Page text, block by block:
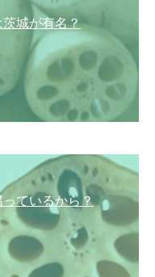
城が有名？
ているから？